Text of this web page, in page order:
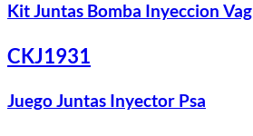
Kit Juntas Bomba Inyeccion Vag
CKJ1931
Juego Juntas Inyector Psa